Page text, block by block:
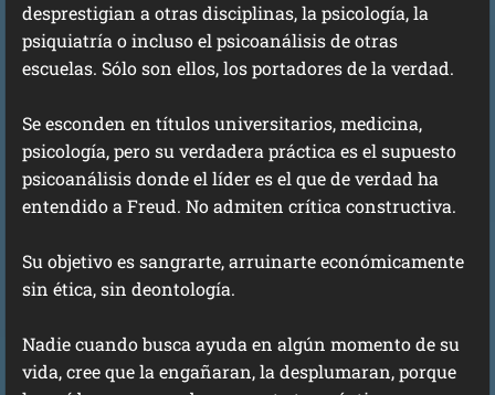
desprestigian a otras disciplinas, la psicología, la
psiquiatría o incluso el psicoanálisis de otras
escuelas. Sólo son ellos, los portadores de la verdad.
Se esconden en títulos universitarios, medicina,
psicología, pero su verdadera práctica es el supuesto
psicoanálisis donde el líder es el que de verdad ha
entendido a Freud. No admiten crítica constructiva.
Su objetivo es sangrarte, arruinarte económicamente
sin ética, sin deontología.
Nadie cuando busca ayuda en algún momento de su
vida, cree que la engañaran, la desplumaran, porque